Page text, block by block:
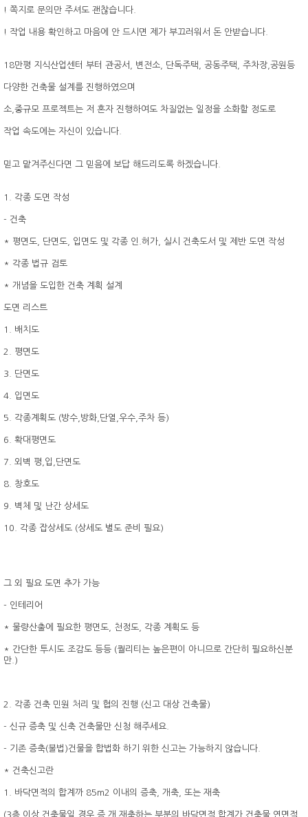
! 쪽지로 문의만 주셔도 괜찮습니다.
! 작업 내용 확인하고 마음에 안 드시면 제가 부끄러워서 돈 안받습니다.
18만평 지식산업센터 부터 관공서, 변전소, 단독주택, 공동주택, 주차장,공원등
다양한 건축물 설계를 진행하였으며
소,중규모 프로젝트는 저 혼자 진행하여도 차질없는 일정을 소화할 정도로
작업 속도에는 자신이 있습니다.
믿고 맡겨주신다면 그 믿음에 보답 해드리도록 하겠습니다.
1. 각종 도면 작성
- 건축
* 평면도, 단면도, 입면도 및 각종 인.허가, 실시 건축도서 및 제반 도면 작성
* 각종 법규 검토
* 개념을 도입한 건축 계획 설계
도면 리스트
1. 배치도
2. 평면도
3. 단면도
4. 입면도
5. 각종계획도 (방수,방화,단열,우수,주차 등)
6. 확대평면도
7. 외벽 평,입,단면도
8. 창호도
9. 벽체 및 난간 상세도
10. 각종 잡상세도 (상세도 별도 준비 필요)
그 외 필요 도면 추가 가능
- 인테리어
* 물량산출에 필요한 평면도, 천정도, 각종 계획도 등
* 간단한 투시도 조감도 등등 (퀄리티는 높은편이 아니므로 간단히 필요하신분
만.)
2. 각종 건축 민원 처리 및 협의 진행 (신고 대상 건축물)
- 신규 증축 및 신축 건축물만 신청 해주세요.
- 기존 증축(불법)건물을 합법화 하기 위한 신고는 가능하지 않습니다.
* 건축신고란
1. 바닥면적의 합계까 85m2 이내의 증축, 개축, 또는 재축
(3층 이상 건축물일 경우 증,개,재축하는 부분의 바닥면적 합계가 건축물 연면적